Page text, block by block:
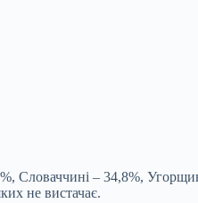
Словаччині – 34,8%,
не вистачає.